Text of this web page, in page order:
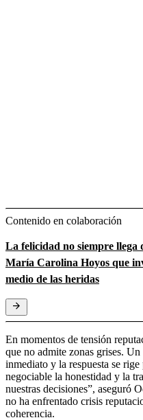
Contenido en colaboración
La felicidad no siempre llega
María Carolina Hoyos que
medio de las heridas
En momentos de tensión
que no admite zonas grises.
inmediato y la respuesta se
negociable la honestidad y la
nuestras decisiones”, aseguró
no ha enfrentado crisis
coherencia.